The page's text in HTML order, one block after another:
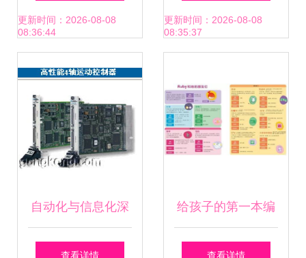
职业发展
更新时间：2026-08-08
08:36:44
速计算机软硬件领
更新时间：2026-08-08
08:35:37
自动化与信息化深
度融合 中国工控网
查看详情
给孩子的第一本编
程桌游书:《Hello
查看详情